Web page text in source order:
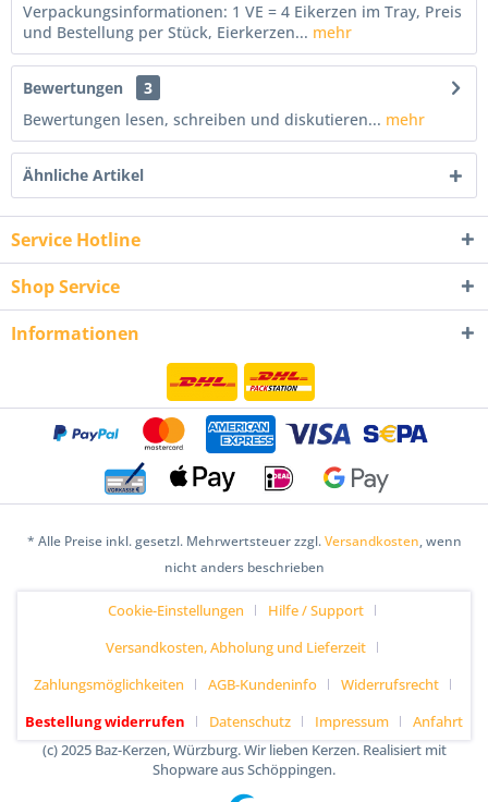
Verpackungsinformationen: 1 VE = 4 Eikerzen im Tray, Preis
und Bestellung per Stück, Eierkerzen... mehr
Bewertungen
3
Bewertungen lesen, schreiben und diskutieren... mehr
Ähnliche Artikel
Service Hotline
Shop Service
Informationen
* Alle Preise inkl. gesetzl. Mehrwertsteuer zzgl.Versandkosten, wenn
nicht anders beschrieben
Cookie-Einstellungen
Hilfe / Support
Versandkosten, Abholung und Lieferzeit
Zahlungsmöglichkeiten
AGB-Kundeninfo
Widerrufsrecht
Bestellung widerrufen
Datenschutz Impressum
Anfahrt
(c) 2025 Baz-Kerzen, Würzburg. Wir lieben Kerzen. Realisiert mit
Shopware aus Schöppingen.